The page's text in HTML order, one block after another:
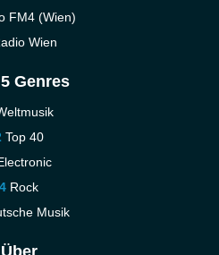
FM4 (Wien)
Wien
Genres
Top 40
Rock
Musik